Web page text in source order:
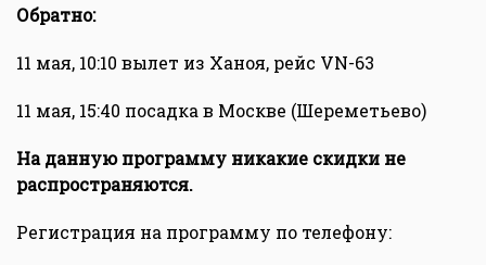
Обратно:
11 мая, 10:10 вылет из Ханоя, рейс VN-63
11 мая, 15:40 посадка в Москве (Шереметьево)
На данную программу никакие скидки не
распространяются.
Регистрация на программу по телефону: